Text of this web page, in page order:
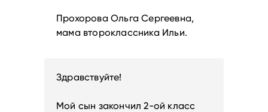
Прохорова Ольга Сергеевна,
мама второклассника Ильи.
Здравствуйте!
Мой сын закончил 2-ой класс